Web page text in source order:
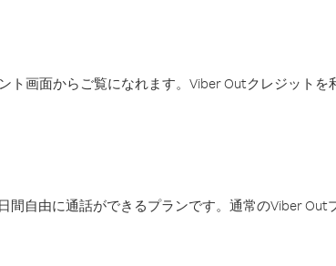
ト画面からご覧になれます。Viber Outクレジット
間自由に通話ができるプランです。通常のViber